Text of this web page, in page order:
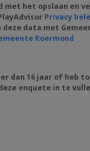
met het opslaan en
Privacy
deze data met
Roermond
dan 16 jaar of heb
enquete in te